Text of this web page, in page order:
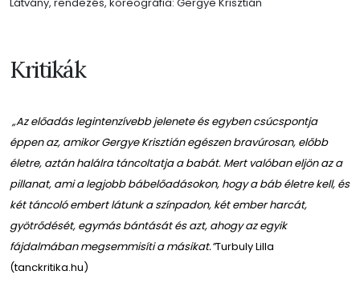
Kritikák
„Az előadás legintenzívebb jelenete és egyben csúcspontja
éppen az, amikor Gergye Krisztián egészen bravúrosan, előbb
életre, aztán halálra táncoltatja a babát. Mert valóban eljön az a
pillanat, ami a legjobb bábelőadásokon, hogy a báb életre kell, és
két táncoló embert látunk a színpadon, két ember harcát,
gyötrődését, egymás bántását és azt, ahogy az egyik
fájdalmában megsemmisíti a másikat.”Turbuly Lilla
(tanckritika.hu)